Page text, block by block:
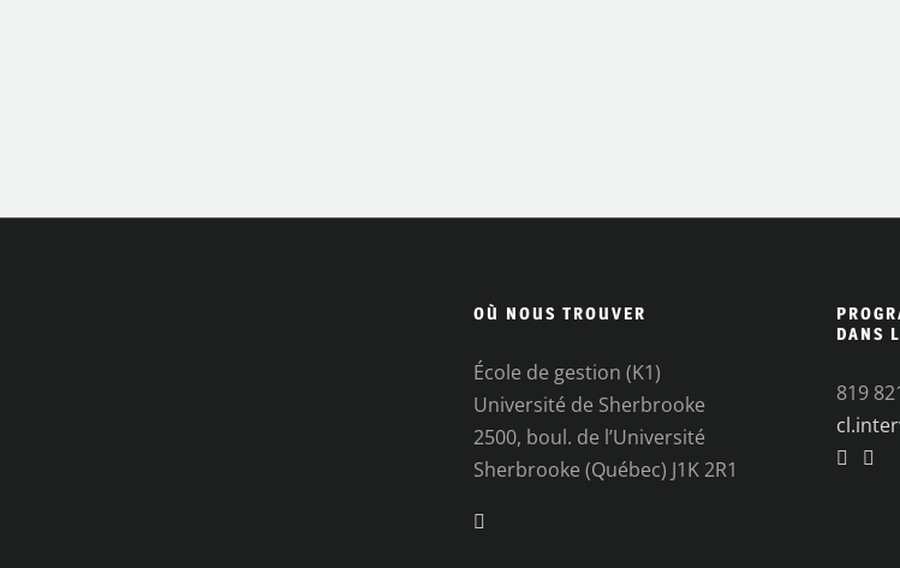
OÙ NOUS TROUVER
École de gestion (K1)
Université de Sherbrooke
2500, boul. de l’Université
Sherbrooke (Québec) J1K 2R1
DANS
819